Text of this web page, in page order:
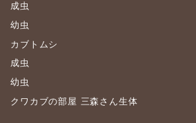
成虫
幼虫
カブトムシ
成虫
幼虫
クワカブの部屋 三森さん生体